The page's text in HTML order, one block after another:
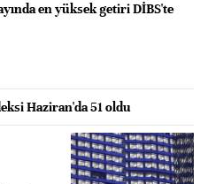
en yüksek getiri DİBS'te
Haziran'da 51 oldu